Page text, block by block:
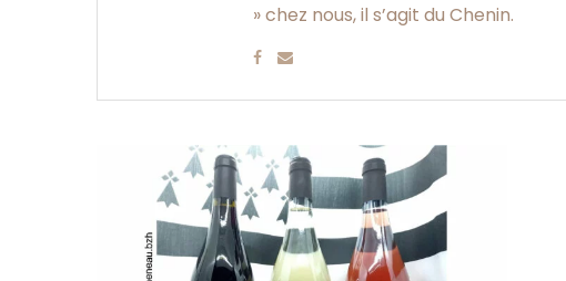
» chez nous, il s’agit du Chenin.